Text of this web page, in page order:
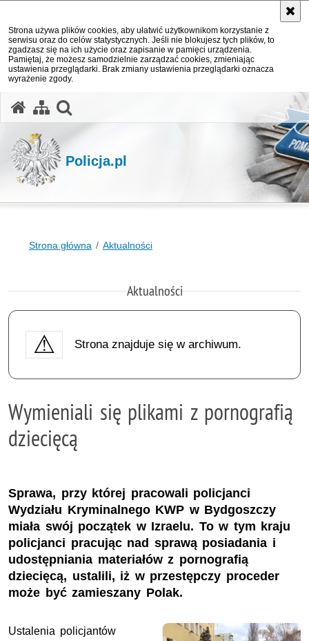
Strona używa plików cookies, aby ułatwić użytkownikom korzystanie z
serwisu oraz do celów statystycznych. Jeśli nie blokujesz tych plików, to
zgadzasz się na ich użycie oraz zapisanie w pamięci urządzenia.
Pamiętaj, że możesz samodzielnie zarządzać cookies, zmieniając
ustawienia przeglądarki. Brak zmiany ustawienia przeglądarki oznacza
wyrażenie zgody.
Policja.pl
Strona główna Aktualności
Aktualności
Strona znajduje się w archiwum.
Wymieniali się plikami z pornografią
dziecięcą
Sprawa, przy której pracowali policjanci
Wydziału Kryminalnego KWP w Bydgoszczy
miała swój początek w Izraelu. To w tym kraju
policjanci pracując nad sprawą posiadania i
udostępniania materiałów z pornografią
dziecięcą, ustalili, iż w przestępczy proceder
może być zamieszany Polak.
Ustalenia policjantów